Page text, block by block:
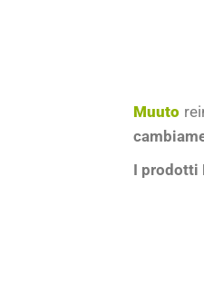
Muuto
I prodotti